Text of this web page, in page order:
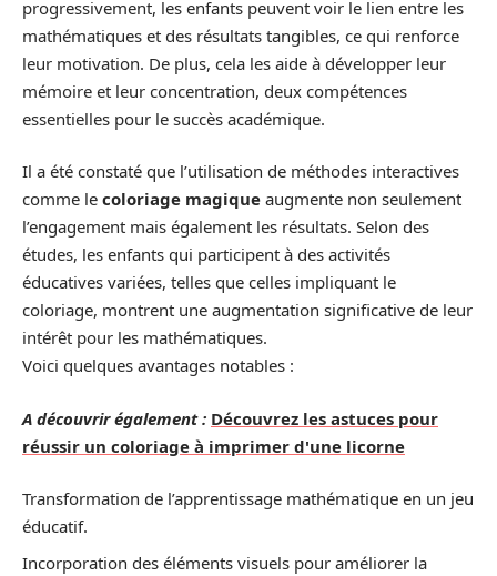
progressivement, les enfants peuvent voir le lien entre les
mathématiques et des résultats tangibles, ce qui renforce
leur motivation. De plus, cela les aide à développer leur
mémoire et leur concentration, deux compétences
essentielles pour le succès académique.
Il a été constaté que l’utilisation de méthodes interactives
comme le coloriage magique augmente non seulement
l’engagement mais également les résultats. Selon des
études, les enfants qui participent à des activités
éducatives variées, telles que celles impliquant le
coloriage, montrent une augmentation significative de leur
intérêt pour les mathématiques.
Voici quelques avantages notables :
A découvrir également : Découvrez les astuces pour
réussir un coloriage à imprimer d'une licorne
Transformation de l’apprentissage mathématique en un jeu
éducatif.
Incorporation des éléments visuels pour améliorer la